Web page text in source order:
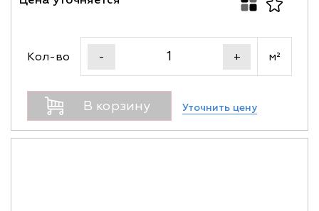
Кол-во - + м²
В корзину Уточнить цену